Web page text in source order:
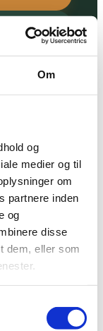
Om
og
medier og til
om
partnere inden
og
disse
dem, eller som